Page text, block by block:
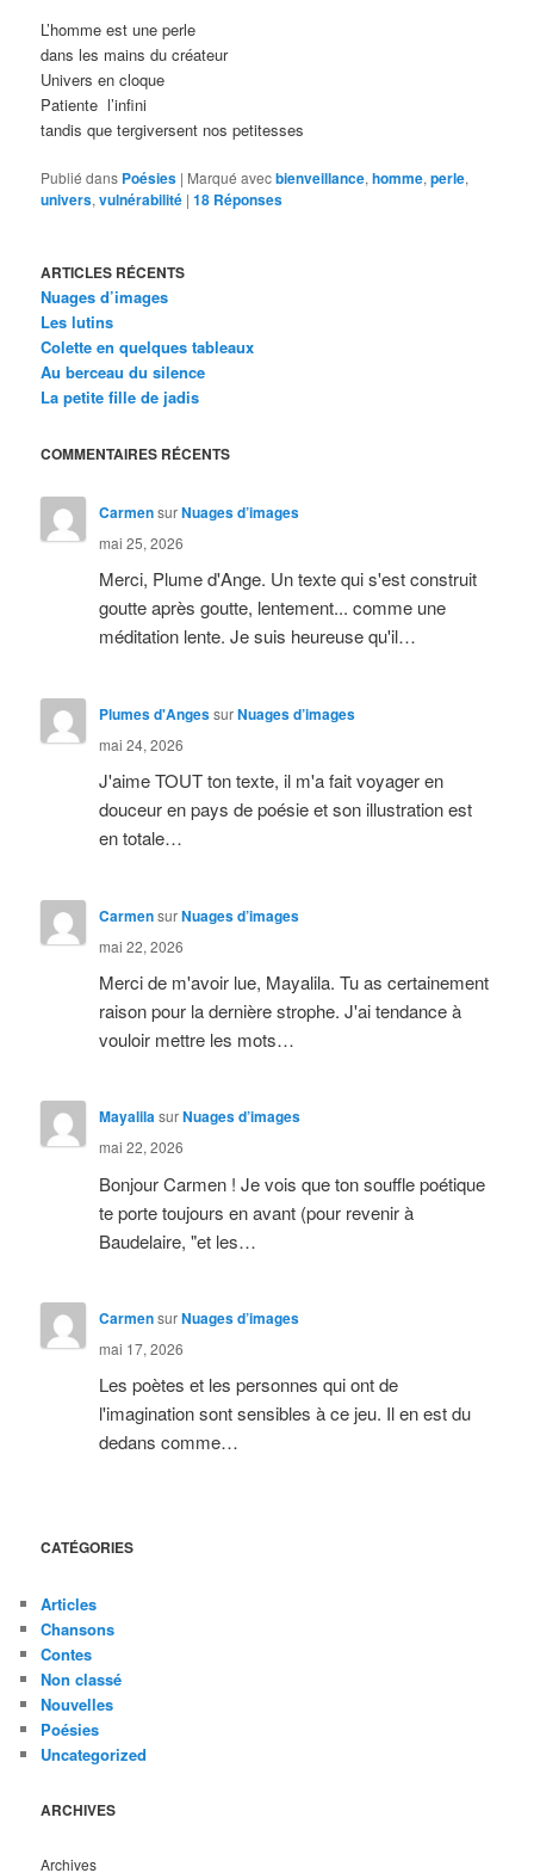
L’homme est une perle
dans les mains du créateur
Univers en cloque
Patiente l’infini
tandis que tergiversent nos petitesses
Publié dans Poésies | Marqué avecbienveillance,homme,perle,
univers,vulnérabilité |18 Réponses
ARTICLES RÉCENTS
Nuages d’images
Les lutins
Colette en quelques tableaux
Au berceau du silence
La petite fille de jadis
COMMENTAIRES RÉCENTS
CarmensurNuages d’images
mai 25, 2026
Merci, Plume d'Ange. Un texte qui s'est construit
goutte après goutte, lentement... comme une
méditation lente. Je suis heureuse qu'il…
Plumes d'AngessurNuages d’images
mai 24, 2026
J'aime TOUT ton texte, il m'a fait voyager en
douceur en pays de poésie et son illustration est
en totale…
CarmensurNuages d’images
mai 22, 2026
Merci de m'avoir lue, Mayalila. Tu as certainement
raison pour la dernière strophe. J'ai tendance à
vouloir mettre les mots…
MayalilasurNuages d’images
mai 22, 2026
Bonjour Carmen ! Je vois que ton souffle poétique
te porte toujours en avant (pour revenir à
Baudelaire, "et les…
CarmensurNuages d’images
mai 17, 2026
Les poètes et les personnes qui ont de
l'imagination sont sensibles à ce jeu. Il en est du
dedans comme…
CATÉGORIES
Articles
Chansons
Contes
Non classé
Nouvelles
Poésies
Uncategorized
ARCHIVES
Archives